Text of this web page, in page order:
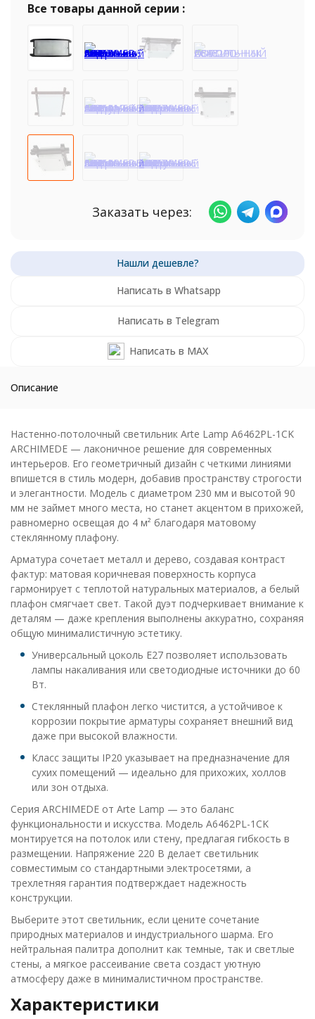
Все товары данной серии :
Заказать через:
Написать в Whatsapp
Написать в Telegram
Написать в MAX
Описание
Настенно-потолочный светильник Arte Lamp A6462PL-1CK
ARCHIMEDE — лаконичное решение для современных
интерьеров. Его геометричный дизайн с четкими линиями
впишется в стиль модерн, добавив пространству строгости
и элегантности. Модель с диаметром 230 мм и высотой 90
мм не займет много места, но станет акцентом в прихожей,
равномерно освещая до 4 м² благодаря матовому
стеклянному плафону.
Арматура сочетает металл и дерево, создавая контраст
фактур: матовая коричневая поверхность корпуса
гармонирует с теплотой натуральных материалов, а белый
плафон смягчает свет. Такой дуэт подчеркивает внимание к
деталям — даже крепления выполнены аккуратно, сохраняя
общую минималистичную эстетику.
Универсальный цоколь E27 позволяет использовать
лампы накаливания или светодиодные источники до 60
Вт.
Стеклянный плафон легко чистится, а устойчивое к
коррозии покрытие арматуры сохраняет внешний вид
даже при высокой влажности.
Класс защиты IP20 указывает на предназначение для
сухих помещений — идеально для прихожих, холлов
или зон отдыха.
Серия ARCHIMEDE от Arte Lamp — это баланс
функциональности и искусства. Модель A6462PL-1CK
монтируется на потолок или стену, предлагая гибкость в
размещении. Напряжение 220 В делает светильник
совместимым со стандартными электросетями, а
трехлетняя гарантия подтверждает надежность
конструкции.
Выберите этот светильник, если цените сочетание
природных материалов и индустриального шарма. Его
нейтральная палитра дополнит как темные, так и светлые
стены, а мягкое рассеивание света создаст уютную
атмосферу даже в минималистичном пространстве.
Характеристики